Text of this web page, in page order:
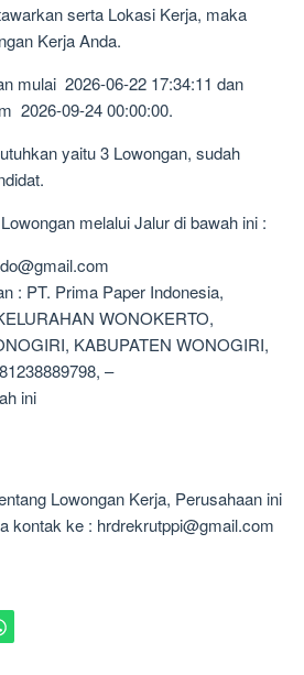
serta Lokasi Kerja, maka
Kerja Anda.
mulai 2026-06-22 17:34:11 dan
2026-09-24 00:00:00.
yaitu 3 Lowongan, sudah
melalui Jalur di bawah ini :
: PT. Prima Paper Indonesia,
WONOKERTO,
KABUPATEN WONOGIRI,
–
ini
Lowongan Kerja, Perusahaan ini
kontak ke : hrdrekrutppi@gmail.com